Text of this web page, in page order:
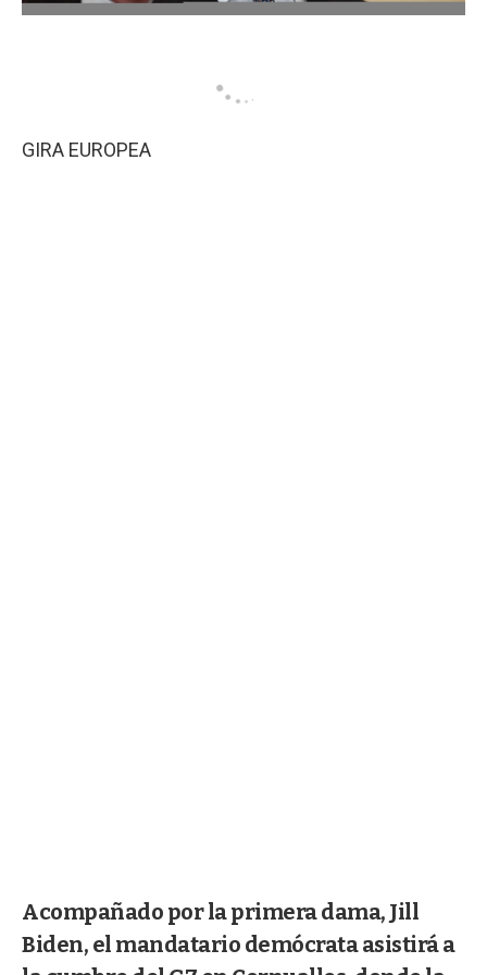
GIRA EUROPEA
Acompañado por la primera dama, Jill
Biden, el mandatario demócrata asistirá a